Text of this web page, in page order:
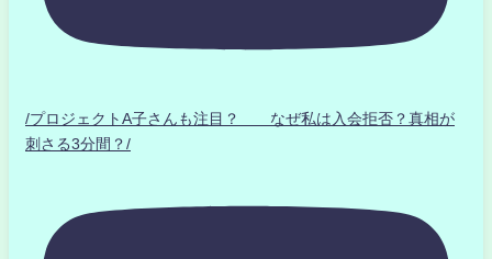
/プロジェクトA子さんも注目？ なぜ私は入会拒否？真相が
刺さる3分間？/